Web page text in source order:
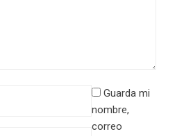
Guarda mi
nombre,
correo